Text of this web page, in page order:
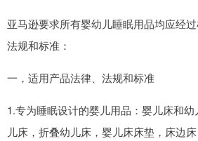
亚马逊要求所有婴幼儿睡眠用品均应经
法规和标准：
一，适用产品法律、法规和标准
1.专为睡眠设计的婴儿用品：婴儿床和
儿床，折叠幼儿床，婴儿床床垫，床边